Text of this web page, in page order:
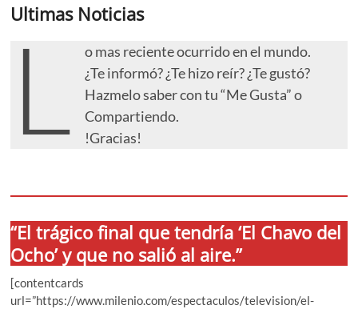
Ultimas Noticias
L
o mas reciente ocurrido en el mundo.
¿Te informó? ¿Te hizo reír? ¿Te gustó?
Hazmelo saber con tu “Me Gusta” o
Compartiendo.
!Gracias!
“El trágico final que tendría ‘El Chavo del
Ocho’ y que no salió al aire.”
[contentcards
url=”https://www.milenio.com/espectaculos/television/el-